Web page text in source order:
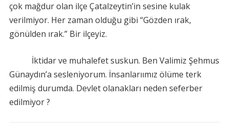
çok mağdur olan ilçe Çatalzeytin’in sesine kulak
verilmiyor. Her zaman olduğu gibi “Gözden ırak,
gönülden ırak.” Bir ilçeyiz.
İktidar ve muhalefet suskun. Ben Valimiz Şehmus
Günaydın’a sesleniyorum. İnsanlarıımız ölüme terk
edilmiş durumda. Devlet olanakları neden seferber
edilmiyor ?